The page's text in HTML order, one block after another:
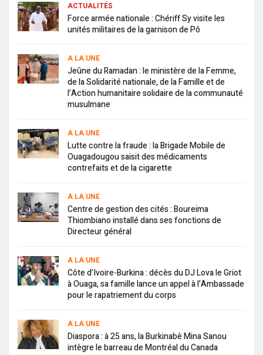
ACTUALITÉS
Force armée nationale : Chériff Sy visite les
unités militaires de la garnison de Pô
A LA UNE
Jeûne du Ramadan : le ministère de la Femme,
de la Solidarité nationale, de la Famille et de
l’Action humanitaire solidaire de la communauté
musulmane
A LA UNE
Lutte contre la fraude : la Brigade Mobile de
Ouagadougou saisit des médicaments
contrefaits et de la cigarette
A LA UNE
Centre de gestion des cités : Boureima
Thiombiano installé dans ses fonctions de
Directeur général
A LA UNE
Côte d’Ivoire-Burkina : décès du DJ Lova le Griot
à Ouaga, sa famille lance un appel à l’Ambassade
pour le rapatriement du corps
A LA UNE
Diaspora : à 25 ans, la Burkinabè Mina Sanou
intègre le barreau de Montréal du Canada